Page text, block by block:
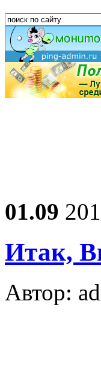
01.09
Итак,
Автор: